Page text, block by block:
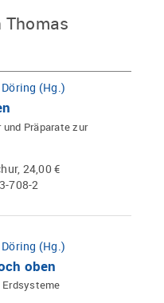
(Hg.)
Präparate zur
24,00 €
708-2
(Hg.)
oben
Erdsysteme